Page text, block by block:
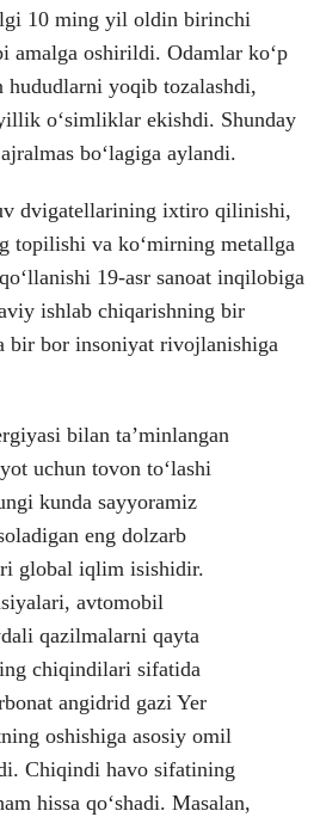
10 ming yil oldin birinchi
amalga oshirildi. Odamlar koʻp
yoqib tozalashdi,
oʻsimliklar ekishdi. Shunday
boʻlagiga aylandi.
dvigatellarining ixtiro qilinishi,
topilishi va koʻmirning metallga
19-asr sanoat inqilobiga
ishlab chiqarishning bir
bir bor insoniyat rivojlanishiga
bilan taʼminlangan
uchun tovon toʻlashi
kunda sayyoramiz
eng dolzarb
global iqlim isishidir.
avtomobil
qazilmalarni qayta
chiqindilari sifatida
angidrid gazi Yer
oshishiga asosiy omil
Chiqindi havo sifatining
hissa qoʻshadi. Masalan,